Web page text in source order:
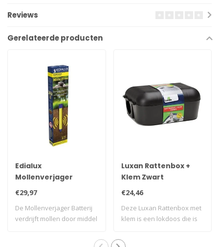
Reviews
Gerelateerde producten
Edialux
Mollenverjager
Batterij - 1 stuk
€29,97
De Mollenverjager Batterij
verdrijft mollen door middel
Luxan Rattenbox +
Klem Zwart
€24,46
Deze Luxan Rattenbox met
klem is een lokdoos die is